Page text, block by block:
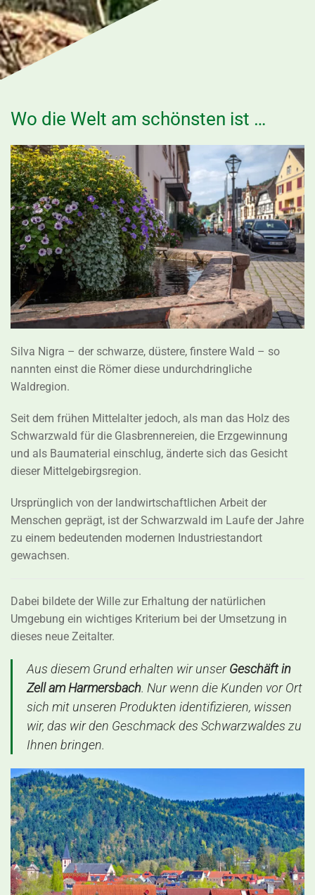
Wo die Welt am schönsten ist …
Bild vergrößern
Silva Nigra – der schwarze, düstere, finstere Wald – so
nannten einst die Römer diese undurchdringliche
Waldregion.
Seit dem frühen Mittelalter jedoch, als man das Holz des
Schwarzwald für die Glasbrennereien, die Erzgewinnung
und als Baumaterial einschlug, änderte sich das Gesicht
dieser Mittelgebirgsregion.
Ursprünglich von der landwirtschaftlichen Arbeit der
Menschen geprägt, ist der Schwarzwald im Laufe der Jahre
zu einem bedeutenden modernen Industriestandort
gewachsen.
Dabei bildete der Wille zur Erhaltung der natürlichen
Umgebung ein wichtiges Kriterium bei der Umsetzung in
dieses neue Zeitalter.
Aus diesem Grund erhalten wir unserGeschäft in
Zell am Harmersbach. Nur wenn die Kunden vor Ort
sich mit unseren Produkten identifizieren, wissen
wir, das wir den Geschmack des Schwarzwaldes zu
Ihnen bringen.
Bild vergrößern